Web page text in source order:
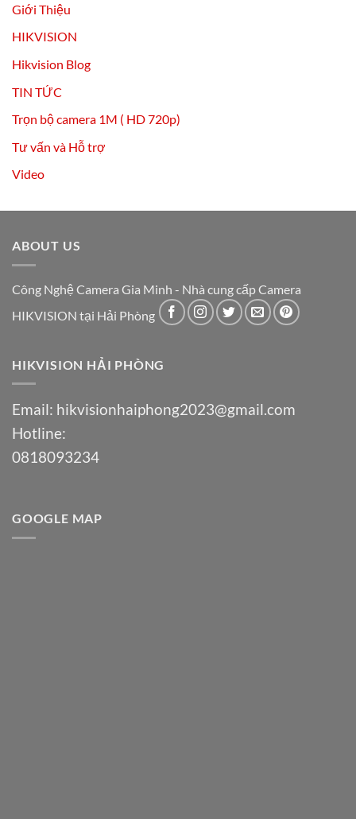
Giới Thiệu
HIKVISION
Hikvision Blog
TIN TỨC
Trọn bộ camera 1M ( HD 720p)
Tư vấn và Hỗ trợ
Video
ABOUT US
Công Nghệ Camera Gia Minh - Nhà cung cấp Camera
HIKVISION tại Hải Phòng
HIKVISION HẢI PHÒNG
Email: hikvisionhaiphong2023@gmail.com
Hotline:
0818093234
GOOGLE MAP